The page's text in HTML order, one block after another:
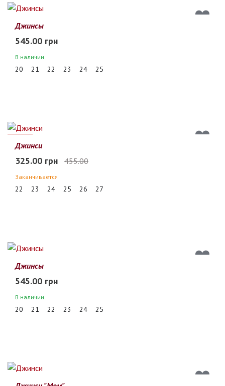
Джинсы
545.00 грн
В наличии
20 21 22 23 24 25
29%
Джинси
325.00 грн 455.00
Заканчивается
22 23 24 25 26 27
Джинсы
545.00 грн
В наличии
20 21 22 23 24 25